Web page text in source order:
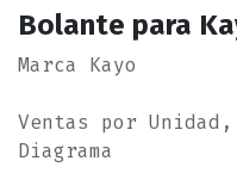
Bolante para
Marca Kayo
Ventas por
Diagrama